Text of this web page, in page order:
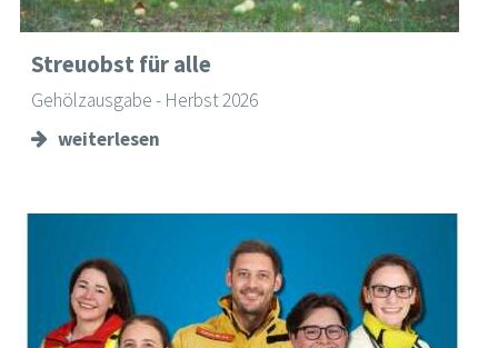
Streuobst für alle
Gehölzausgabe - Herbst 2026
weiterlesen